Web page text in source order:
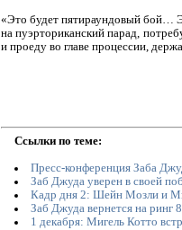
«Это будет пятираундовый бой…
на пуэрториканский парад,
и проеду во главе процессии,
Ссылки по теме:
Пресс-конференция Заба
Заб Джуда уверен в своей
Кадр дня 2: Шейн Мозли и
Заб Джуда вернется на ринг
1 декабря: Мигель Котто